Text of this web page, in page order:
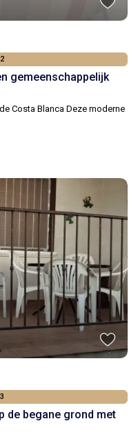
gemeenschappelijk
Costa Blanca Deze moderne
de begane grond met